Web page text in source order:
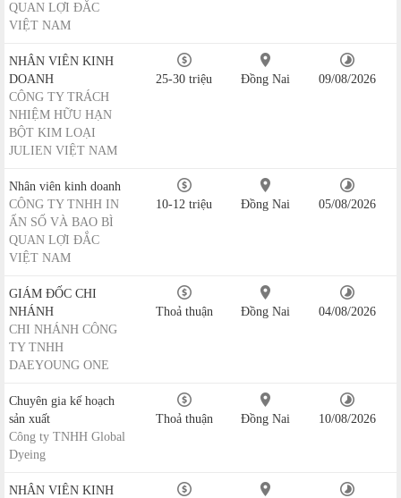
QUAN LỢI ĐẮC
VIỆT NAM
NHÂN VIÊN KINH
DOANH
CÔNG TY TRÁCH
NHIỆM HỮU HẠN
BỘT KIM LOẠI
JULIEN VIỆT NAM
25-30 triệu Đồng Nai 09/08/2026
Nhân viên kinh doanh
CÔNG TY TNHH IN
ẤN SỐ VÀ BAO BÌ
QUAN LỢI ĐẮC
VIỆT NAM
10-12 triệu Đồng Nai 05/08/2026
GIÁM ĐỐC CHI
NHÁNH
CHI NHÁNH CÔNG
TY TNHH
DAEYOUNG ONE
Thoả thuận Đồng Nai 04/08/2026
Chuyên gia kế hoạch
sản xuất
Công ty TNHH Global
Dyeing
Thoả thuận Đồng Nai 10/08/2026
NHÂN VIÊN KINH